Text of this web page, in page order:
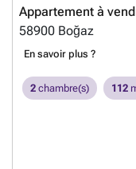
Appartement à
58900 Boğaz
En savoir plus ?
2 chambre(s) 112